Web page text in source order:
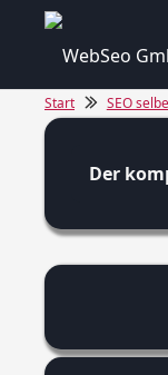
Start SEO
Der